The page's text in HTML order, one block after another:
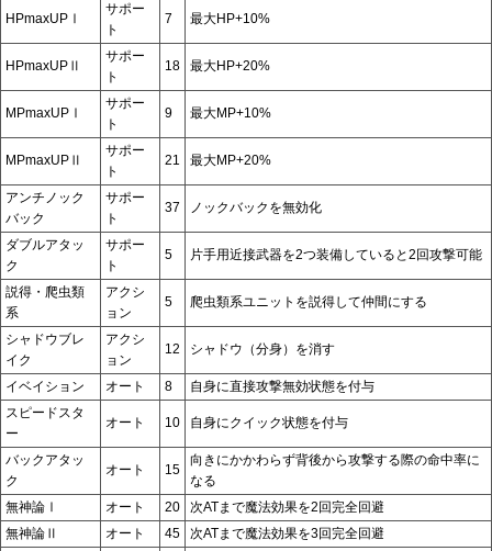
HPmaxUPⅠ
サポー
ト
7 最大HP+10%
HPmaxUPⅡ
サポー
ト
18 最大HP+20%
MPmaxUPⅠ
サポー
ト
9 最大MP+10%
MPmaxUPⅡ
サポー
ト
21 最大MP+20%
アンチノック
バック
サポー
ト
37 ノックバックを無効化
ダブルアタッ
ク
サポー
ト
5 片手用近接武器を2つ装備していると2回攻撃可能
説得・爬虫類
系
アクシ
ョン
5 爬虫類系ユニットを説得して仲間にする
シャドウブレ
イク
アクシ
ョン
12 シャドウ（分身）を消す
イベイション オート 8
自身に直接攻撃無効状態を付与
スピードスタ
ー
オート 10 自身にクイック状態を付与
バックアタッ
ク
オート 15
向きにかかわらず背後から攻撃する際の命中率に
なる
無神論Ⅰ
オート 20
次ATまで魔法効果を2回完全回避
無神論Ⅱ
オート 45
次ATまで魔法効果を3回完全回避